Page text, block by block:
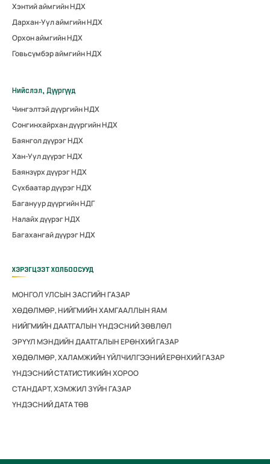
Хэнтий аймгийн НДХ
Дархан-Уул аймгийн НДХ
Орхон аймгийн НДХ
Говьсүмбэр аймгийн НДХ
Нийслэл, Дүүргүүд
Чингэлтэй дүүргийн НДХ
Сонгинхайрхан дүүргийн НДХ
Баянгол дүүрэг НДХ
Хан-Уул дүүрэг НДХ
Баянзүрх дүүрэг НДХ
Сүхбаатар дүүрэг НДХ
Багануур дүүргийн НДГ
Налайх дүүрэг НДХ
Багахангай дүүрэг НДХ
ХЭРЭГЦЭЭТ ХОЛБООСУУД
МОНГОЛ УЛСЫН ЗАСГИЙН ГАЗАР
ХӨДӨЛМӨР, НИЙГМИЙН ХАМГААЛЛЫН ЯАМ
НИЙГМИЙН ДААТГАЛЫН ҮНДЭСНИЙ ЗӨВЛӨЛ
ЭРҮҮЛ МЭНДИЙН ДААТГАЛЫН ЕРӨНХИЙ ГАЗАР
ХӨДӨЛМӨР, ХАЛАМЖИЙН ҮЙЛЧИЛГЭЭНИЙ ЕРӨНХИЙ ГАЗАР
ҮНДЭСНИЙ СТАТИСТИКИЙН ХОРОО
СТАНДАРТ, ХЭМЖИЛ ЗҮЙН ГАЗАР
ҮНДЭСНИЙ ДАТА ТӨВ